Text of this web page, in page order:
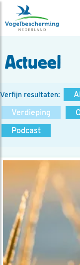
Actueel
Verfijn resultaten:
Verdieping
Podcast